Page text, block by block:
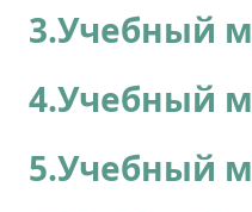
3.Учебный
4.Учебный
5.Учебный